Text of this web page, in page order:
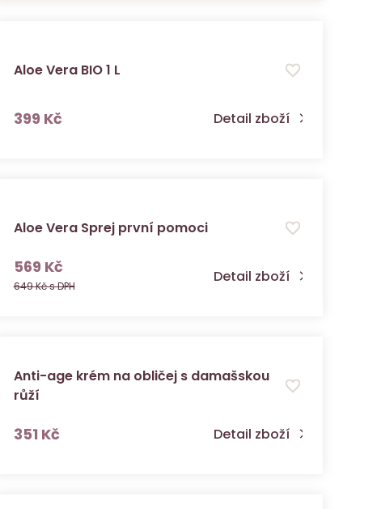
Aloe Vera BIO 1 L
399 Kčs DPH Detail zboží
Aloe Vera Sprej první pomoci
569 Kčs DPH
649 Kč s DPH
Detail zboží
Anti-age krém na obličej s damašskou
růží
351 Kčs DPH Detail zboží